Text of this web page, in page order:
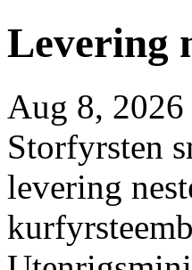
Levering
Aug 8, 2026
Storfyrsten
levering